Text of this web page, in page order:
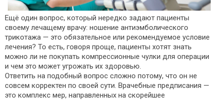
Ещё один вопрос, который нередко задают пациенты
своему лечащему врачу: ношение антиэмболического
трикотажа — это обязательное или рекомендуемое условие
лечения? То есть, говоря проще, пациенты хотят знать
можно ли не покупать компрессионные чулки для операции
и чем это может угрожать их здоровью.
Ответить на подобный вопрос сложно потому, что он не
совсем корректен по своей сути. Врачебные предписания —
это комплекс мер, направленных на скорейшее